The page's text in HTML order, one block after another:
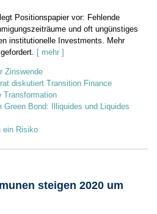
Positionspapier vor: Fehlende
und oft ungünstiges
institutionelle Investments. Mehr
[ mehr ]
Zinswende
diskutiert Transition Finance
Transformation
Bond: Illiquides und Liquides
ein Risiko
steigen 2020 um